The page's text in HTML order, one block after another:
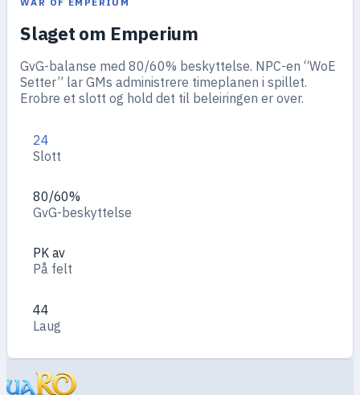
Slaget om Emperium
GvG-balanse med 80/60% beskyttelse. NPC-en “WoE
Setter” lar GMs administrere timeplanen i spillet.
Erobre et slott og hold det til beleiringen er over.
24
Slott
80/60%
GvG-beskyttelse
PK av
På felt
44
Laug